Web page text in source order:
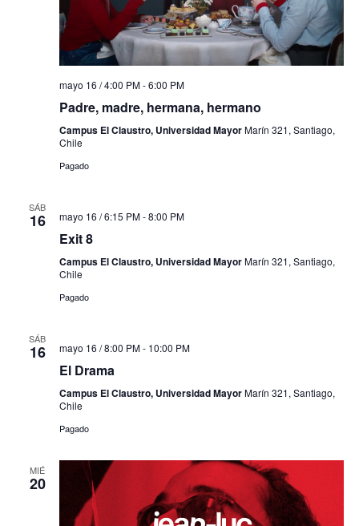
mayo 16 / 4:00 PM-6:00 PM
Padre, madre, hermana, hermano
Campus El Claustro, Universidad MayorMarín 321, Santiago,
Chile
Pagado
SÁB
16 mayo 16 / 6:15 PM-8:00 PM
Exit 8
Campus El Claustro, Universidad MayorMarín 321, Santiago,
Chile
Pagado
SÁB
16 mayo 16 / 8:00 PM- 10:00 PM
El Drama
Campus El Claustro, Universidad MayorMarín 321, Santiago,
Chile
Pagado
MIÉ
20